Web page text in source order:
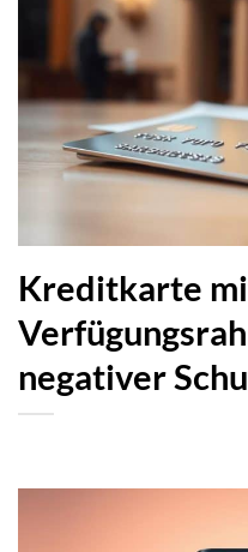
Kreditkarte
negativer